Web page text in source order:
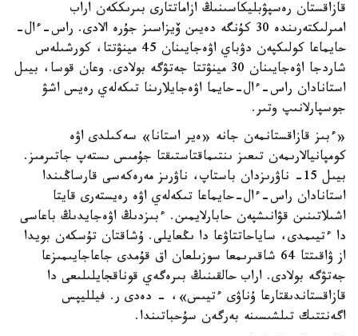
قازاقستان رەسپۋبليكاسىنىڭ ازاماتتارى بىرىككەن اراب
امىرلىكتەرىندە 30 كۇنگە دەيىن ۆيزاسىز جۇرە الادى. راس-ءال-
حايماعا كولىكپەن دۋباي اۋەجايىنان 45 مينۋتتا، كورشىلەس
شاردجا اۋەجايىنان 30 مينۋتتا جەتۋگە بولادى. وعان قوسا، بيىل
استانادان راس-ءال-حايما اۋەجايلارىنا تىكەلەي رەيس اشۋ
جوسپارلانىپ وتىر.
«ءبىز قازاقستانمەن جانە «ەير استانا» سەكىلدى اۋە
كومپانيالارىمەن تىعىز ىنتىماقتاستىقتا جۇمىس ىستەپ جاتىرمىز.
بيىل 15- ناۋرىزدان باستاپ، ناۋرىز مەرەكەسى قارساڭىندا
استانادان راس-ءال-حايماعا تىكەلەي اۋە رەيستەرى قايتا
اشىلاتىنىن قۋانىشپەن حابارلايمىن. ءبىزدىڭ اۋەجايدىڭ باعاسى
دا ءتيىمدى، ساياحاتتاۋعا دا ىڭعايلى. ۇشاقتان تۇسكەن بويدا
از ۋاقىتتا 64 شاقىرىمعا سوزىلعان اق قۇمدى جاعاجايىمىزعا
جەتۋگە بولادى. اراب حالقىنىڭ بىرەگەي قوناقجايلىلىعى دا
قازاقستاندىقتارعا ۇناۋى ءتيىس»، - دەدى ر. فيلليپس
اگەنتتىك تىلشىسىنە بەرگەن سۇحباتىندا.